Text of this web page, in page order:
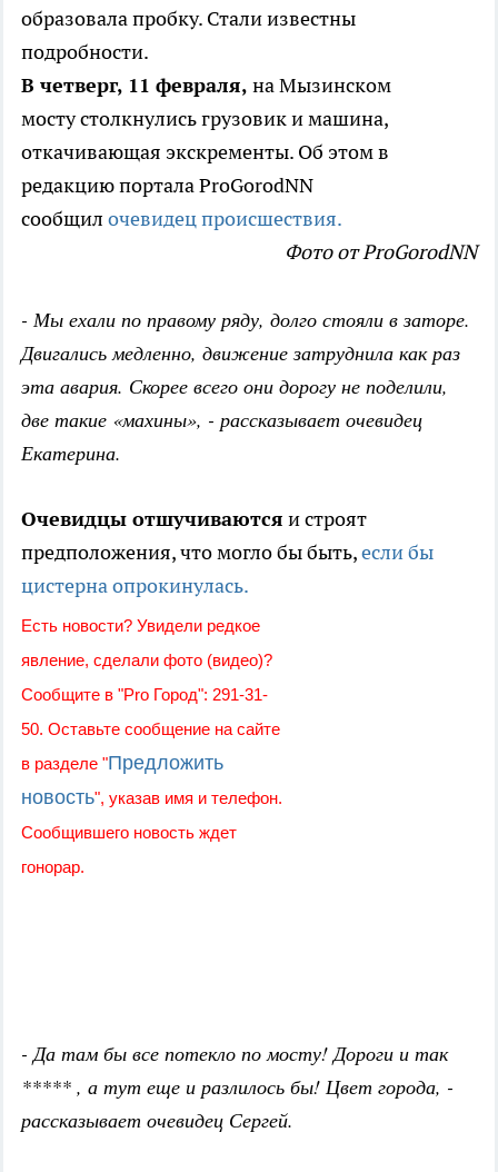
образовала пробку. Стали известны
подробности.
В четверг, 11 февраля, на Мызинском
мосту столкнулись грузовик и машина,
откачивающая экскременты. Об этом в
редакцию портала ProGorodNN
сообщил очевидец происшествия.
Фото от ProGorodNN
- Мы ехали по правому ряду, долго стояли в заторе.
Двигались медленно, движение затруднила как раз
эта авария. Скорее всего они дорогу не поделили,
две такие «махины», - рассказывает очевидец
Екатерина.
Очевидцы отшучиваются и строят
предположения, что могло бы быть,если бы
цистерна опрокинулась.
Есть новости? Увидели редкое
явление, сделали фото (видео)?
Сообщите в "Pro Город": 291-31-
50. Оставьте сообщение на сайте
в разделе "Предложить
новость", указав имя и телефон.
Сообщившего новость ждет
гонорар.
- Да там бы все потекло по мосту! Дороги и так
***** , а тут еще и разлилось бы! Цвет города, -
рассказывает очевидец Сергей.